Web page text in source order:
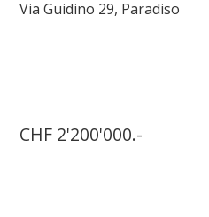
Via Guidino 29, Paradiso
CHF 2'200'000.-